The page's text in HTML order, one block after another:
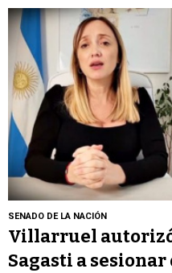
SENADO DE LA NACIÓN
Villarruel
Sagasti a